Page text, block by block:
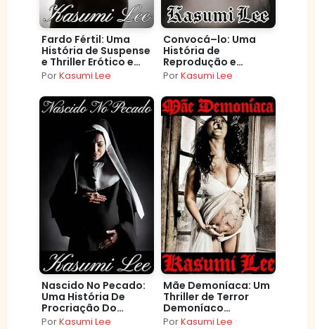
Fardo Fértil: Uma
História de Suspense
e Thriller Erótico e
Sombrio de Homem
Asiática
PorKasumi Lee
Convocá–lo: Uma
História de
Reprodução e
Gravidez
Escura
PorKasumi Lee
Nascido No Pecado:
Uma História De
Procriação Do
Lobisomem Erótico
PorKasumi Lee
Mãe Demoníaca: Um
Thriller de Terror
Demoníaco
Sobrenatural Erótico
PorKasumi Lee